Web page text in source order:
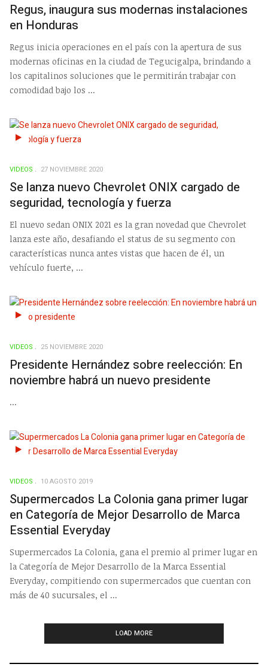
Regus, inaugura sus modernas instalaciones
en Honduras
Regus inicia operaciones en el país con la apertura de sus
modernas oficinas en la ciudad de Tegucigalpa, brindando a
los capitalinos soluciones que le permitirán trabajar con
comodidad bajo los ...
VIDEOS 27 NOVIEMBRE 2020
Se lanza nuevo Chevrolet ONIX cargado de
seguridad, tecnología y fuerza
El nuevo sedan ONIX 2021 es la gran novedad que Chevrolet
lanza este año, desafiando el status de su segmento con
características nunca antes vistas que hacen de él, un
vehículo fuerte, ...
VIDEOS 25 NOVIEMBRE 2020
Presidente Hernández sobre reelección: En
noviembre habrá un nuevo presidente
...
VIDEOS 10 AGOSTO 2019
Supermercados La Colonia gana primer lugar
en Categoría de Mejor Desarrollo de Marca
Essential Everyday
Supermercados La Colonia, gana el premio al primer lugar en
la Categoría de Mejor Desarrollo de la Marca Essential
Everyday, compitiendo con supermercados que cuentan con
más de 40 sucursales, el ...
LOAD MORE